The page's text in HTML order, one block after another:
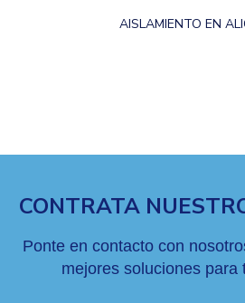
AISLAMIENTO EN
CONTRATA
Ponte en contacto con
mejores soluciones para